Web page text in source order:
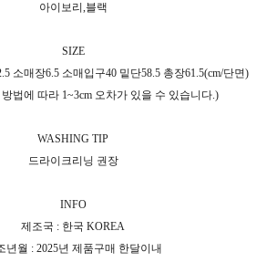
아이보리,블랙
SIZE
소매장6.5 소매입구40 밑단58.5 총장61.5(cm/단면)
법에 따라 1~3cm 오차가 있을 수 있습니다.)
WASHING TIP
드라이크리닝 권장
INFO
제조국 : 한국 KOREA
년월 : 2025년 제품구매 한달이내